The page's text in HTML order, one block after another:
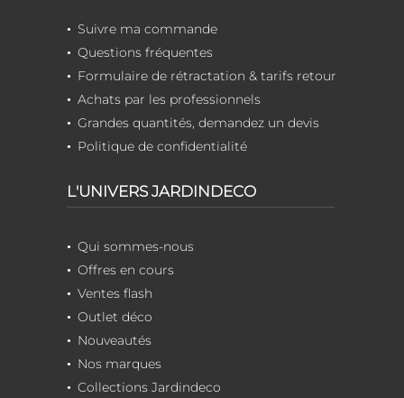
Suivre ma commande
Questions fréquentes
Formulaire de rétractation & tarifs retour
Achats par les professionnels
Grandes quantités, demandez un devis
Politique de confidentialité
L'UNIVERS JARDINDECO
Qui sommes-nous
Offres en cours
Ventes flash
Outlet déco
Nouveautés
Nos marques
Collections Jardindeco